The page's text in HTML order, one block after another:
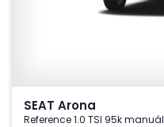
SEAT Arona
Reference 1.0 TSI 95k manuál